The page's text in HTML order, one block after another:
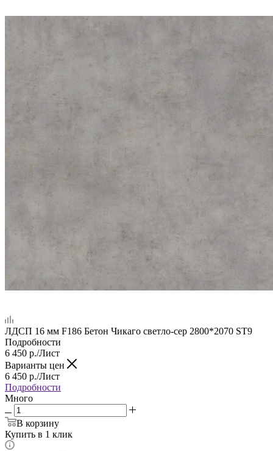
ЛДСП 16 мм F186 Бетон Чикаго светло-сер 2800*2070 ST9
Подробности
6 450 р./Лист
Варианты цен
6 450 р./Лист
Подробности
Много
В корзину
Купить в 1 клик